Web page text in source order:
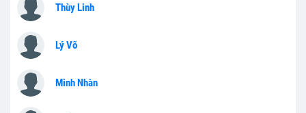
Thùy Linh
Lý Võ
Minh Nhàn